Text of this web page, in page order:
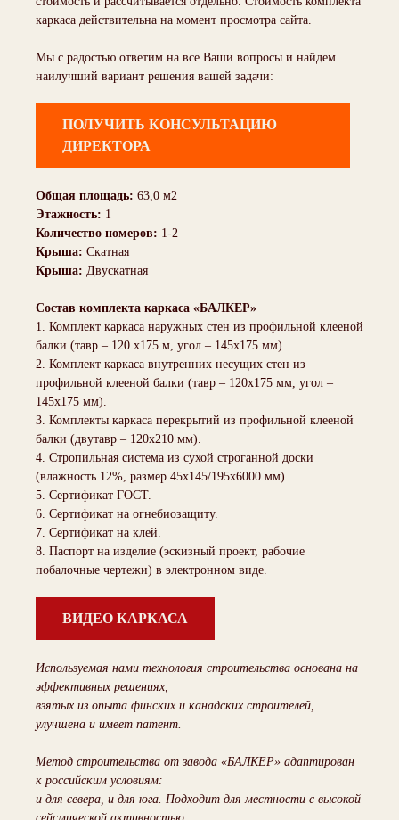
каркаса действительна на момент просмотра сайта.
Мы с радостью ответим на все Ваши вопросы и найдем
наилучший вариант решения вашей задачи:
ПОЛУЧИТЬ КОНСУЛЬТАЦИЮ
ДИРЕКТОРА
Общая площадь: 63,0 м2
Этажность: 1
Количество номеров: 1-2
Крыша: Скатная
Крыша: Двускатная
Состав комплекта каркаса «БАЛКЕР»
1. Комплект каркаса наружных стен из профильной клееной
балки (тавр – 120 х175 м, угол – 145х175 мм).
2. Комплект каркаса внутренних несущих стен из
профильной клееной балки (тавр – 120х175 мм, угол –
145х175 мм).
3. Комплекты каркаса перекрытий из профильной клееной
балки (двутавр – 120х210 мм).
4. Стропильная система из сухой строганной доски
(влажность 12%, размер 45х145/195х6000 мм).
5. Сертификат ГОСТ.
6. Сертификат на огнебиозащиту.
7. Сертификат на клей.
8. Паспорт на изделие (эскизный проект, рабочие
побалочные чертежи) в электронном виде.
ВИДЕО КАРКАСА
Используемая нами технология строительства основана на
эффективных решениях,
взятых из опыта финских и канадских строителей,
улучшена и имеет патент.
Метод строительства от завода «БАЛКЕР» адаптирован
к российским условиям:
и для севера, и для юга. Подходит для местности с высокой